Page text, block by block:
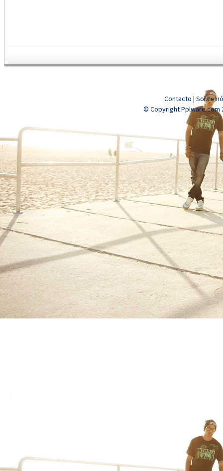
Contacto | Sobre
© Copyright Pplware.com